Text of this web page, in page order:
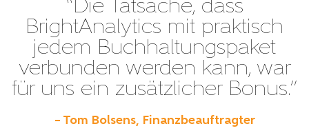
“Die Tatsache, dass
BrightAnalytics mit praktisch
jedem Buchhaltungspaket
verbunden werden kann, war
für uns ein zusätzlicher Bonus.”
– Tom Bolsens, Finanzbeauftragter